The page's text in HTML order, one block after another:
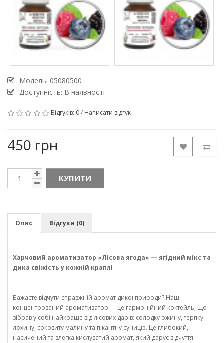
Модель: 05080500
Доступність: В наявності
Відгуків: 0/ Написати відгук
450 грн
КУПИТИ
Опис Відгуки (0)
Харчовий ароматизатор «Лісова ягода» — ягідний мікс та
дика свіжість у кожній краплі
Бажаєте відчути справжній аромат дикої природи? Наш
концентрований ароматизатор — це гармонійний коктейль, що
зібрав у собі найкраще від лісових дарів: солодку ожину, терпку
лохину, соковиту малину та пікантну суницю. Це глибокий,
насичений та злегка кислуватий аромат, який дарує відчуття